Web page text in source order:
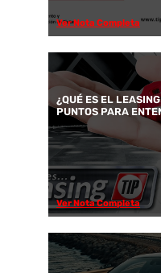
Ver Nota Completa
¿QUÉ ES EL
PUNTOS PARA
Ver Nota Completa